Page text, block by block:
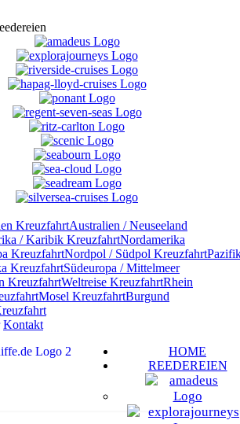
KreuzfahrtAustralien / Neuseeland
/ Karibik KreuzfahrtNordamerika
KreuzfahrtNordpol / Südpol Kreuzfahrt
KreuzfahrtSüdeuropa / Mittelmeer
KreuzfahrtWeltreise KreuzfahrtRhein
Mosel KreuzfahrtBurgund
Kontakt
HOME
REEDEREIEN